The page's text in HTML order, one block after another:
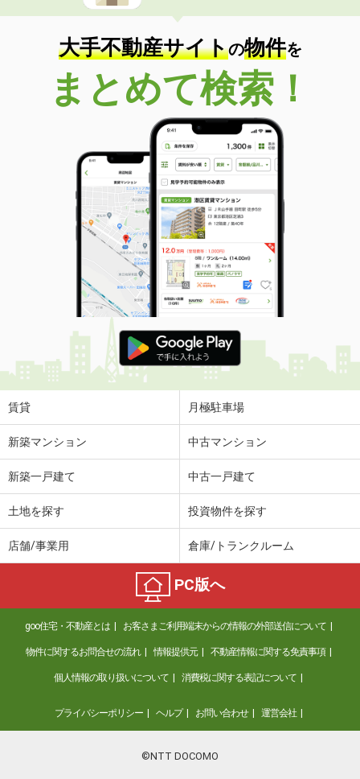
大手不動産サイトの物件を
まとめて検索！
賃貸 月極駐車場
新築マンション 中古マンション
新築一戸建て 中古一戸建て
土地を探す 投資物件を探す
店舗/事業用 倉庫/トランクルーム
PC版へ
goo住宅・不動産とは お客さまご利用端末からの情報の外部送信について
物件に関するお問合せの流れ 情報提供元 不動産情報に関する免責事項
個人情報の取り扱いについて 消費税に関する表記について
プライバシーポリシー ヘルプ お問い合わせ 運営会社
©NTT DOCOMO